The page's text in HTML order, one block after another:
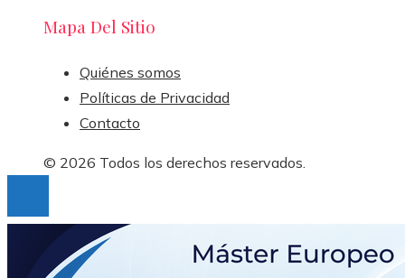
Mapa Del Sitio
Quiénes somos
Políticas de Privacidad
Contacto
© 2026 Todos los derechos reservados.